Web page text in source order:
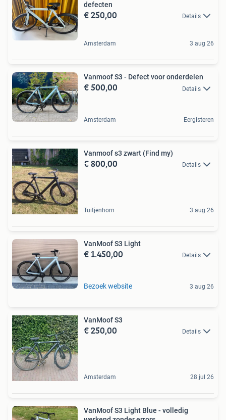
defecten
€ 250,00 Details
Amsterdam 3 aug 26
Vanmoof S3 - Defect voor onderdelen
€ 500,00 Details
Amsterdam Eergisteren
Vanmoof s3 zwart (Find my)
€ 800,00 Details
Tuitjenhorn 3 aug 26
VanMoof S3 Light
€ 1.450,00 Details
Bezoek website 3 aug 26
VanMoof S3
€ 250,00 Details
Amsterdam 28 jul 26
VanMoof S3 Light Blue - volledig